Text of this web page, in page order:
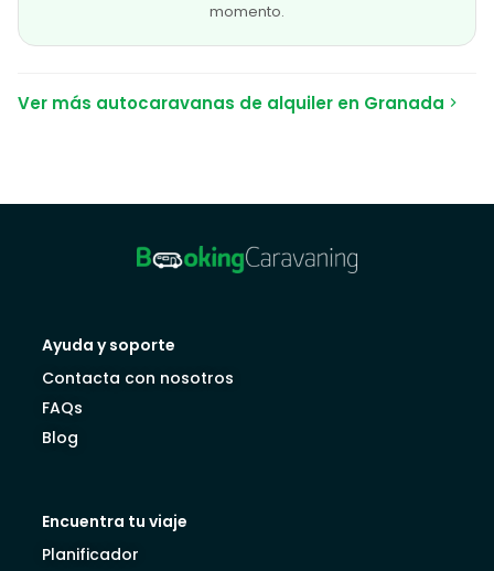
momento.
Ver más autocaravanas de alquiler en Granada
Ayuda y soporte
Contacta con nosotros
FAQs
Blog
Encuentra tu viaje
Planificador